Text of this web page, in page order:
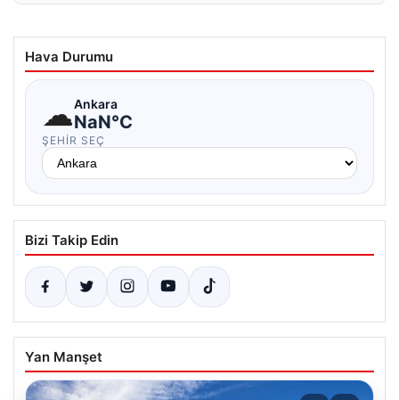
Hava Durumu
☁Ankara
NaN°C
ŞEHIR SEÇ
Bizi Takip Edin
Yan Manşet